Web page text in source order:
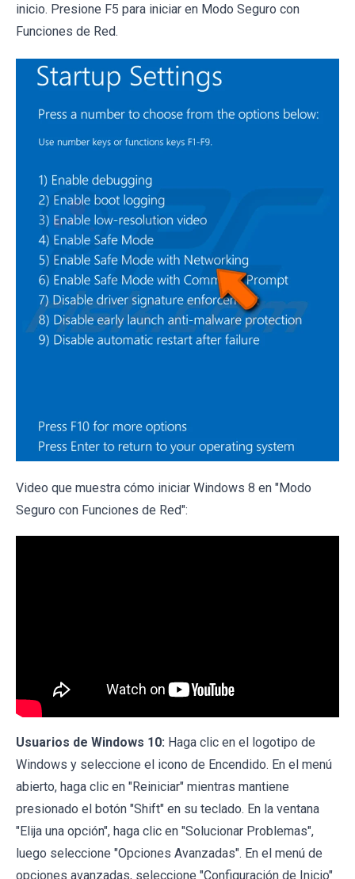
inicio. Presione F5 para iniciar en Modo Seguro con
Funciones de Red.
Video que muestra cómo iniciar Windows 8 en "Modo
Seguro con Funciones de Red":
Usuarios de Windows 10: Haga clic en el logotipo de
Windows y seleccione el icono de Encendido. En el menú
abierto, haga clic en "Reiniciar" mientras mantiene
presionado el botón "Shift" en su teclado. En la ventana
"Elija una opción", haga clic en "Solucionar Problemas",
luego seleccione "Opciones Avanzadas". En el menú de
opciones avanzadas, seleccione "Configuración de Inicio"